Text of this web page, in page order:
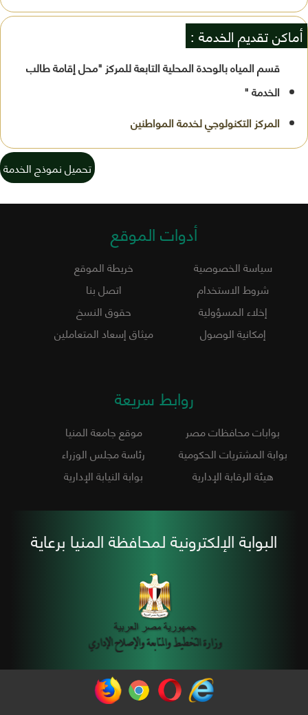
أماكن تقديم الخدمة :
قسم المياه بالوحدة المحلية التابعة للمركز "محل إقامة طالب
الخدمة "
تحميل نموذج الخدمة
أدوات الموقع
سياسة الخصوصية
خريطة الموقع
شروط الاستخدام
اتصل بنا
إخلاء المسؤولية
حقوق النسخ
إمكانية الوصول
ميثاق إسعاد المتعاملين
روابط سريعة
بوابات محافظات مصر
موقع جامعة المنيا
بوابة المشتريات الحكومية
رئاسة مجلس الوزراء
هيئة الرقابة الإدارية
بوابة النيابة الإدارية
البوابة الإلكترونية لمحافظة المنيا برعاية